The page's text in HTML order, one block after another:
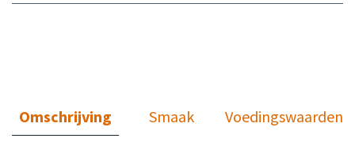
Omschrijving Smaak Voedingswaarden